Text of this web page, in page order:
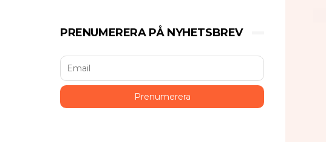
PRENUMERERA PÅ NYHETSBREV